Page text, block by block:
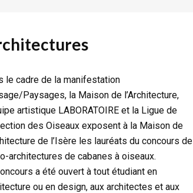
le cadre de la manifestation
Paysages, la Maison de l’Architecture,
artistique LABORATOIRE et la Ligue de
des Oiseaux exposent à la Maison de
de l’Isère les lauréats du concours de
architectures de cabanes à oiseaux.
a été ouvert à tout étudiant en
ou en design, aux architectes et aux